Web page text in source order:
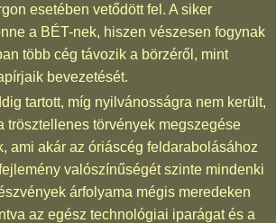
esetében vetődött fel. A siker
a BÉT-nek, hiszen vészesen fogynak
több cég távozik a börzéről, mint
bevezetését.
tartott, míg nyilvánosságra nem került,
trösztellenes törvények megszegése
ami akár az óriáscég feldarabolásához
valószínűségét szinte mindenki
árfolyama mégis meredeken
az egész technológiai iparágat és a